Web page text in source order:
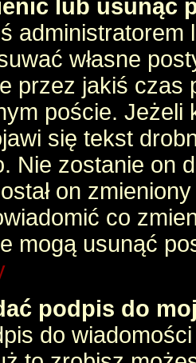
lub usunąć
własne
przez jakiś
poście. Jeżeli
się tekst
Nie zostanie on
on
co
mogą usunąć
podpis do
do